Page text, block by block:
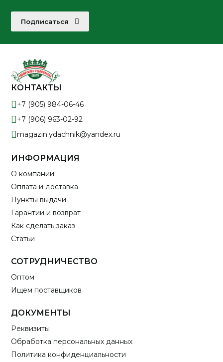
Подписаться
КОНТАКТЫ
+7 (905) 984-06-46
+7 (906) 963-02-92
magazin.ydachnik@yandex.ru
ИНФОРМАЦИЯ
О компании
Оплата и доставка
Пункты выдачи
Гарантии и возврат
Как сделать заказ
Статьи
СОТРУДНИЧЕСТВО
Оптом
Ищем поставщиков
ДОКУМЕНТЫ
Реквизиты
Обработка персональных данных
Политика конфиденциальности